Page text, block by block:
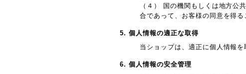
（４） 国の機関もしくは地方公
合であって、お客様の同意を得
5. 個人情報の適正な取得
当ショップは、適正に個人情報
6. 個人情報の安全管理